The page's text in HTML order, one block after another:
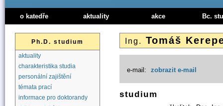
Ing. Tomáš
e-mail: zobrazit e-mail
studium
o katedře aktuality akce Bc.
Ph.D. studium
aktuality
charakteristika studia
personální zajištění
témata prací
informace pro doktorandy